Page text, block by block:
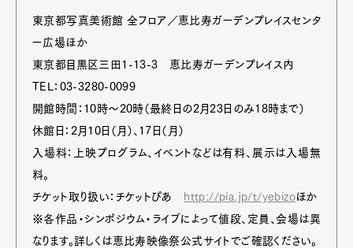
東京都写真美術館 全フロア／恵比寿ガーデンプレイスセンタ
ー広場ほか
東京都目黒区三田1-13-3 恵比寿ガーデンプレイス内
TEL：03-3280-0099
開館時間：10時～20時（最終日の2月23日のみ18時まで）
休館日：2月10日（月）、17日（月）
入場料：上映プログラム、イベントなどは有料、展示は入場無
料。
チケット取り扱い：チケットぴあ
http://pia.jp/t/yebizoほか
※各作品・シンポジウム・ライブによって値段、定員、会場は異
なります。詳しくは恵比寿映像祭公式サイトでご確認ください。